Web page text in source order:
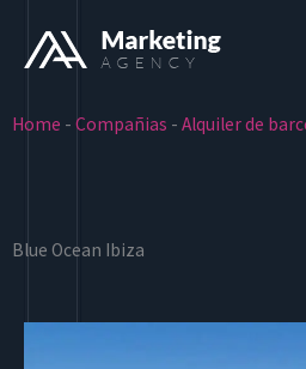
contenido
Home - Compañias - Alquiler de
Blue Ocean Ibiza